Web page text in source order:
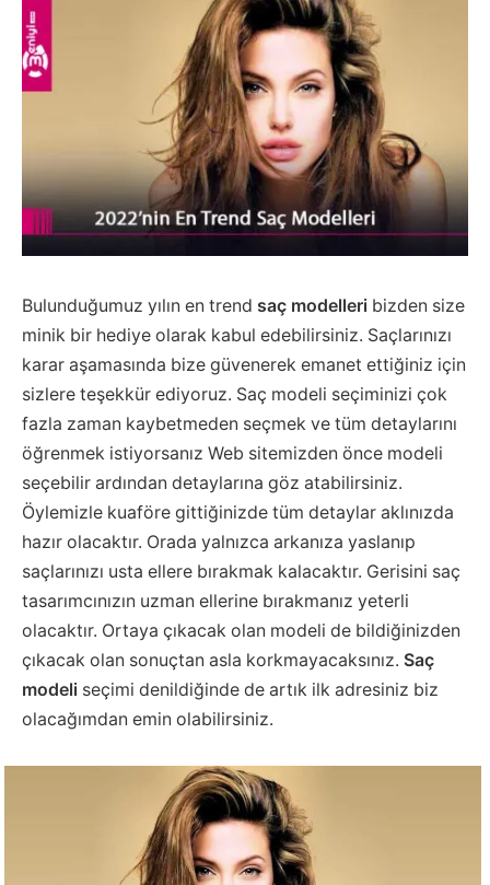
Bulunduğumuz yılın en trend saç modelleri bizden size
minik bir hediye olarak kabul edebilirsiniz. Saçlarınızı
karar aşamasında bize güvenerek emanet ettiğiniz için
sizlere teşekkür ediyoruz. Saç modeli seçiminizi çok
fazla zaman kaybetmeden seçmek ve tüm detaylarını
öğrenmek istiyorsanız Web sitemizden önce modeli
seçebilir ardından detaylarına göz atabilirsiniz.
Öylemizle kuaföre gittiğinizde tüm detaylar aklınızda
hazır olacaktır. Orada yalnızca arkanıza yaslanıp
saçlarınızı usta ellere bırakmak kalacaktır. Gerisini saç
tasarımcınızın uzman ellerine bırakmanız yeterli
olacaktır. Ortaya çıkacak olan modeli de bildiğinizden
çıkacak olan sonuçtan asla korkmayacaksınız. Saç
modeli seçimi denildiğinde de artık ilk adresiniz biz
olacağımdan emin olabilirsiniz.